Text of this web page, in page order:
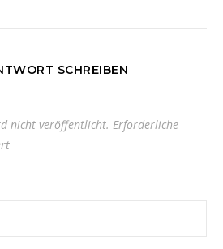
SCHREIBEN
nicht veröffentlicht. Erforderliche